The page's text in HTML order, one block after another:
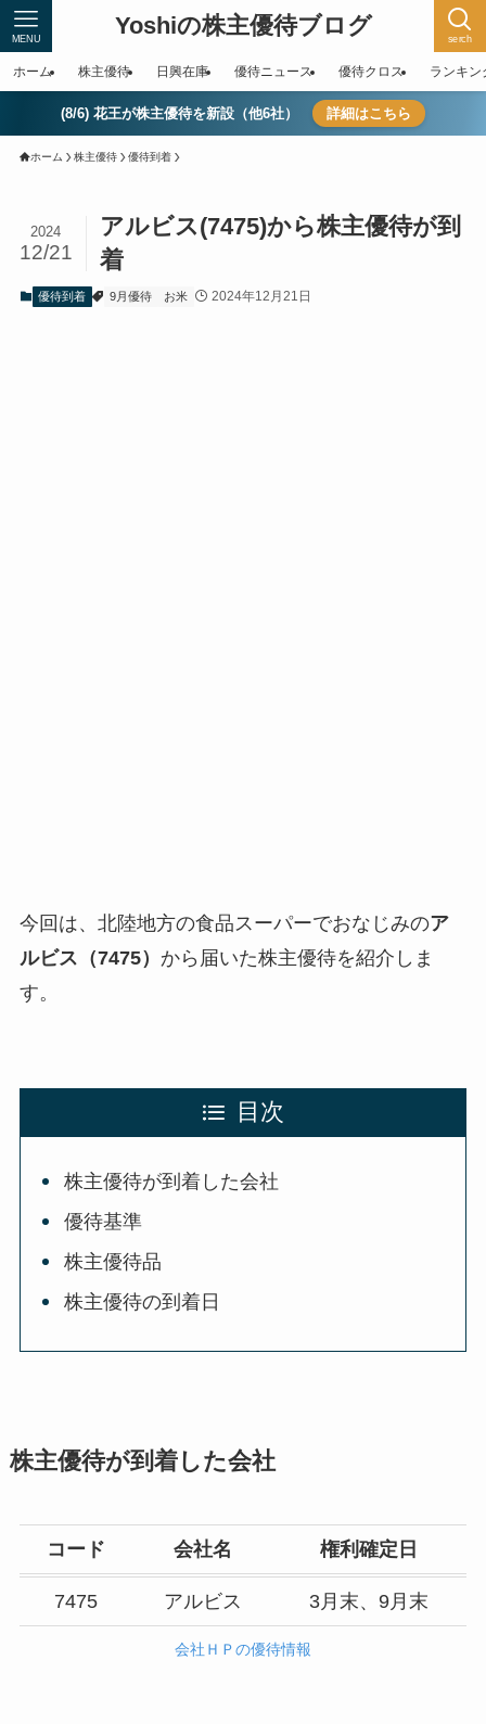
Yoshiの株主優待ブログ serch
MENU
ホーム 株主優待 日興在庫 優待ニュース 優待クロス ランキン
(8/6) 花王が株主優待を新設（他6社） 詳細はこちら
ホーム 株主優待 優待到着
アルビス(7475)から株主優待が到
着
2024
12/21
優待到着 9月優待 お米 2024年12月21日
今回は、北陸地方の食品スーパーでおなじみのア
ルビス（7475） から届いた株主優待を紹介しま
す。
目次
株主優待が到着した会社
優待基準
株主優待品
株主優待の到着日
株主優待が到着した会社
コード 会社名 権利確定日
7475 アルビス 3月末、9月末
会社ＨＰの優待情報